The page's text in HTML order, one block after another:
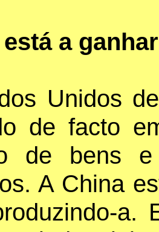
a
Unidos
de facto
de bens
A China